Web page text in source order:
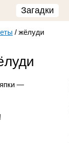
Загадки
/ жёлуди
—